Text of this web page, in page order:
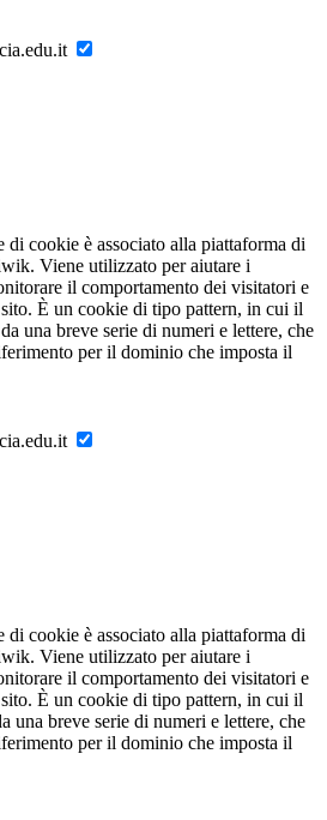
di cookie è associato alla piattaforma di
Viene utilizzato per aiutare i
il comportamento dei visitatori e
È un cookie di tipo pattern, in cui il
una breve serie di numeri e lettere, che
per il dominio che imposta il
di cookie è associato alla piattaforma di
Viene utilizzato per aiutare i
il comportamento dei visitatori e
È un cookie di tipo pattern, in cui il
una breve serie di numeri e lettere, che
per il dominio che imposta il